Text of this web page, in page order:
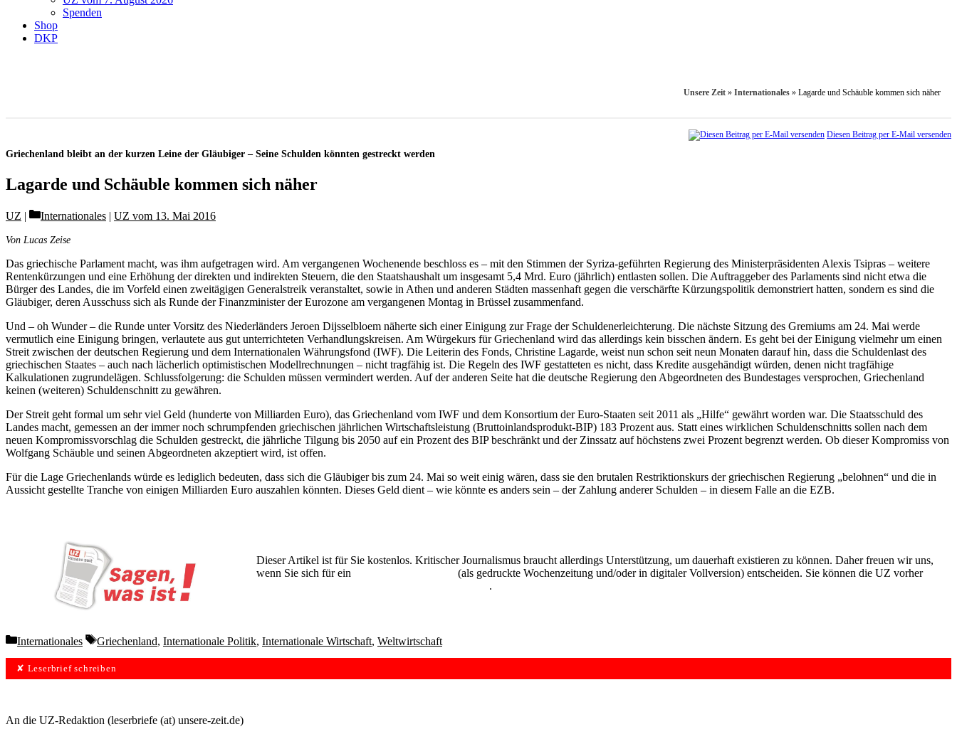
Spenden
Shop
DKP
Unsere Zeit » Internationales » Lagarde und Schäuble kommen sich näher
Diesen Beitrag per E-Mail versenden
Griechenland bleibt an der kurzen Leine der Gläubiger – Seine Schulden könnten gestreckt werden
Lagarde und Schäuble kommen sich näher
UZ Categories
Internationales | UZ vom 13. Mai 2016
Von Lucas Zeise
Das griechische Parlament macht, was ihm aufgetragen wird. Am vergangenen Wochenende beschloss es – mit den Stimmen der Syriza-geführten Regierung des Ministerpräsidenten Alexis Tsipras – weitere
Rentenkürzungen und eine Erhöhung der direkten und indirekten Steuern, die den Staatshaushalt um insgesamt 5,4 Mrd. Euro (jährlich) entlasten sollen. Die Auftraggeber des Parlaments sind nicht etwa die
Bürger des Landes, die im Vorfeld einen zweitägigen Generalstreik veranstaltet, sowie in Athen und anderen Städten massenhaft gegen die verschärfte Kürzungspolitik demonstriert hatten, sondern es sind die
Gläubiger, deren Ausschuss sich als Runde der Finanzminister der Eurozone am vergangenen Montag in Brüssel zusammenfand.
Und – oh Wunder – die Runde unter Vorsitz des Niederländers Jeroen Dijsselbloem näherte sich einer Einigung zur Frage der Schulden­erleichterung. Die nächste Sitzung des Gremiums am 24. Mai werde
vermutlich eine Einigung bringen, verlautete aus gut unterrichteten Verhandlungskreisen. Am Würgekurs für Griechenland wird das allerdings kein bisschen ändern. Es geht bei der Einigung vielmehr um einen
Streit zwischen der deutschen Regierung und dem Internationalen Währungsfond (IWF). Die Leiterin des Fonds, Christine Lagarde, weist nun schon seit neun Monaten darauf hin, dass die Schuldenlast des
griechischen Staates – auch nach lächerlich optimistischen Modellrechnungen – nicht tragfähig ist. Die Regeln des IWF gestatteten es nicht, dass Kredite ausgehändigt würden, denen nicht tragfähige
Kalkulationen zugrundelägen. Schlussfolgerung: die Schulden müssen vermindert werden. Auf der anderen Seite hat die deutsche Regierung den Abgeordneten des Bundestages versprochen, Griechenland
keinen (weiteren) Schuldenschnitt zu gewähren.
Der Streit geht formal um sehr viel Geld (hunderte von Milliarden Euro), das Griechenland vom IWF und dem Konsortium der Euro-Staaten seit 2011 als „Hilfe“ gewährt worden war. Die Staatsschuld des
Landes macht, gemessen an der immer noch schrumpfenden griechischen jährlichen Wirtschaftsleistung (Bruttoinlandsprodukt-BIP) 183 Prozent aus. Statt eines wirklichen Schuldenschnitts sollen nach dem
neuen Kompromissvorschlag die Schulden gestreckt, die jährliche Tilgung bis 2050 auf ein Prozent des BIP beschränkt und der Zinssatz auf höchstens zwei Prozent begrenzt werden. Ob dieser Kompromiss von
Wolfgang Schäuble und seinen Abgeordneten akzeptiert wird, ist offen.
Für die Lage Griechenlands würde es lediglich bedeuten, dass sich die Gläubiger bis zum 24. Mai so weit einig wären, dass sie den brutalen Restriktionskurs der griechischen Regierung „belohnen“ und die in
Aussicht gestellte Tranche von einigen Milliarden Euro auszahlen könnten. Dieses Geld dient – wie könnte es anders sein – der Zahlung anderer Schulden – in diesem Falle an die EZB.
Dieser Artikel ist für Sie kostenlos. Kritischer Journalismus braucht allerdings Unterstützung, um dauerhaft existieren zu können. Daher freuen wir uns,
wenn Sie sich für ein
(als gedruckte Wochenzeitung und/oder in digitaler Vollversion) entscheiden. Sie können die UZ vorher
.
Categories
Internationales Tags
Griechenland, Internationale Politik, Internationale Wirtschaft, Weltwirtschaft
✘ Leserbrief schreiben
An die UZ-Redaktion (leserbriefe (at) unsere-zeit.de)